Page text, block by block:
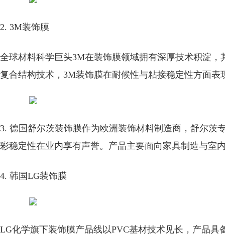
2. 3M装饰膜
全球材料科学巨头3M在装饰膜领域拥有深厚技术积淀
复合结构技术，3M装饰膜在耐候性与粘接稳定性方面
3. 德国舒尔茨装饰膜作为欧洲装饰材料制造商，舒尔茨
彩稳定性在业内享有声誉。产品主要面向家具制造与室
4. 韩国LG装饰膜
LG化学旗下装饰膜产品线以PVC基材技术见长，产品